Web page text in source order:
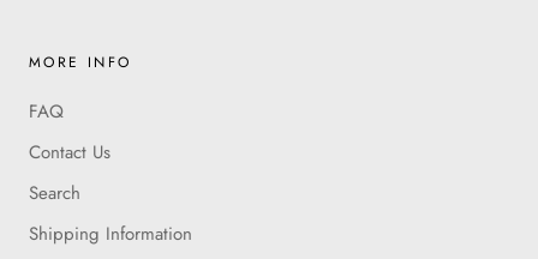
MORE INFO
FAQ
Contact Us
Search
Shipping Information